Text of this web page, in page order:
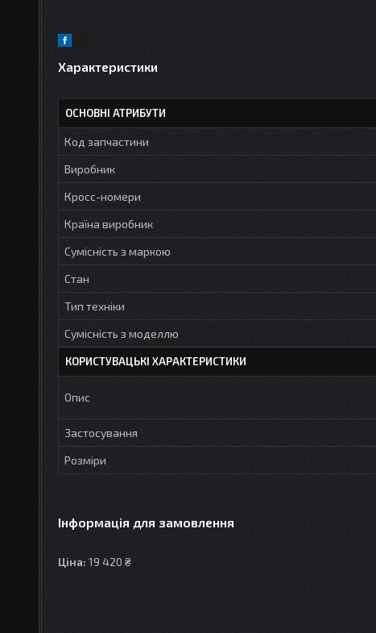
Характеристики
ОСНОВНІ АТРИБУТИ
Код запчастини
Виробник
Кросс-номери
Країна виробник
Сумісність з маркою
Стан
Тип техніки
Сумісність з моделлю
КОРИСТУВАЦЬКІ ХАРАКТЕРИСТИКИ
Опис
Застосування
Розміри
Інформація для замовлення
Ціна: 19 420 ₴